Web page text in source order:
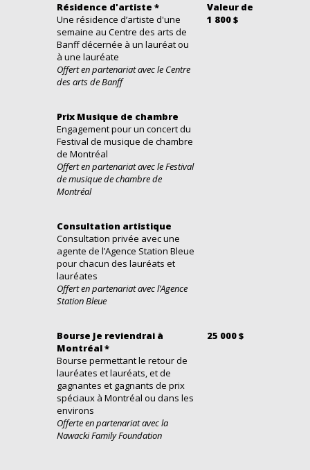
Résidence d'artiste *
Une résidence d’artiste d'une
semaine au Centre des arts de
Banff décernée à un lauréat ou
à une lauréate
Offert en partenariat avec le Centre
des arts de Banff
Valeur de
1 800 $
Prix Musique de chambre
Engagement pour un concert du
Festival de musique de chambre
de Montréal
Offert en partenariat avec le Festival
de musique de chambre de
Montréal
Consultation artistique
Consultation privée avec une
agente de l’Agence Station Bleue
pour chacun des lauréats et
lauréates
Offert en partenariat avec l’Agence
Station Bleue
Bourse Je reviendrai à
Montréal *
Bourse permettant le retour de
lauréates et lauréats, et de
gagnantes et gagnants de prix
spéciaux à Montréal ou dans les
environs
Offerte en partenariat avec la
Nawacki Family Foundation
25 000 $